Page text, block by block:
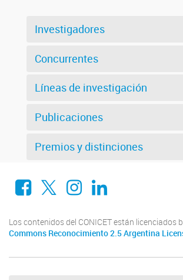
Investigadores
Concurrentes
Líneas de investigación
Publicaciones
Premios y distinciones
Facebook
X Instagram
LinkedIn
Los contenidos del CONICET están licenciados
Commons Reconocimiento 2.5 Argentina